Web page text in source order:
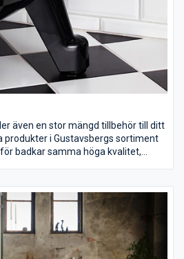
även en stor mängd tillbehör till ditt
produkter i Gustavsbergs sortiment
badkar samma höga kvalitet,